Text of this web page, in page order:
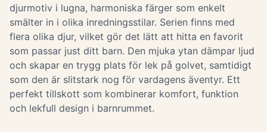
djurmotiv i lugna, harmoniska färger som enkelt
smälter in i olika inredningsstilar. Serien finns med
flera olika djur, vilket gör det lätt att hitta en favorit
som passar just ditt barn. Den mjuka ytan dämpar ljud
och skapar en trygg plats för lek på golvet, samtidigt
som den är slitstark nog för vardagens äventyr. Ett
perfekt tillskott som kombinerar komfort, funktion
och lekfull design i barnrummet.